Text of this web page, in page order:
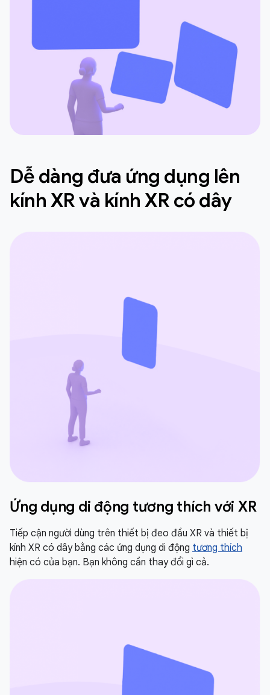
Dễ dàng đưa ứng dụng lên
kính XR và kính XR có dây
Ứng dụng di động tương thích với XR
Tiếp cận người dùng trên thiết bị đeo đầu XR và thiết bị
kính XR có dây bằng các ứng dụng di động tương thích
hiện có của bạn. Bạn không cần thay đổi gì cả.